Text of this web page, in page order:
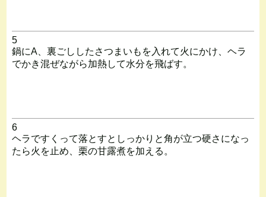
5
鍋にA、裏ごししたさつまいもを入れて火にかけ、ヘラ
でかき混ぜながら加熱して水分を飛ばす。
6
ヘラですくって落とすとしっかりと角が立つ硬さになっ
たら火を止め、栗の甘露煮を加える。